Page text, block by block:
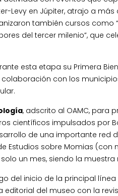
Levy en Júpiter, atrajo a
también cursos como
del tercer milenio”, que
esta etapa su Primera
con los
, adscrito al OAMC, para
científicos impulsados por
de una importante red
Estudios sobre Momias
un mes, siendo la
del inicio de la principal
editorial del museo con la